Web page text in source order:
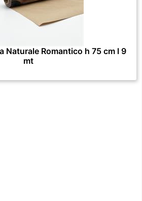
Naturale Romantico h 75 cm l 9
mt